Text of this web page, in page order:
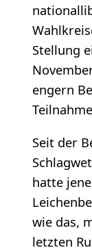
Stellung
engern
Seit der
hatte
wie das,
letzten